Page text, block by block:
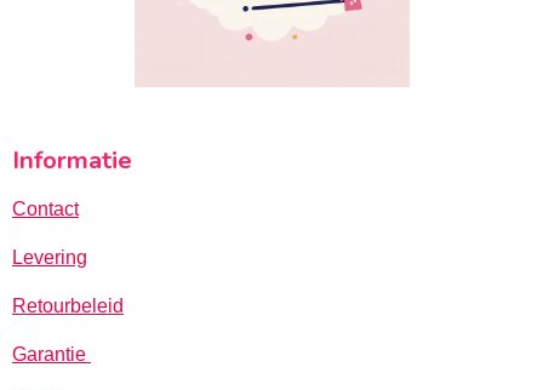
Informatie
Contact
Levering
Retourbeleid
Garantie